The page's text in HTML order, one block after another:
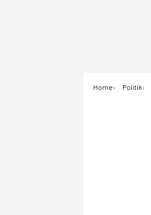
Home Politik